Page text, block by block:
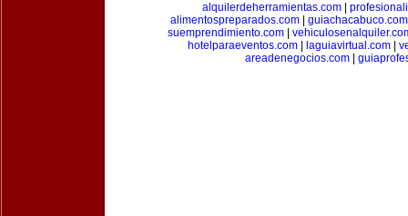
alquilerdeherramientas.com
alimentospreparados.com| guiachacabuco.com
suemprendimiento.com|
hotelparaeventos.com
laguiavirtual.com
areadenegocios.com|